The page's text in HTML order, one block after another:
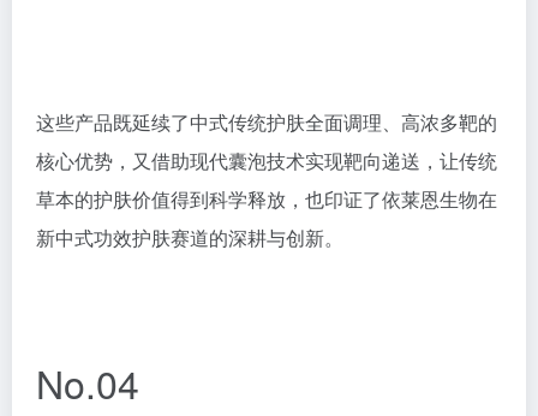
这些产品既延续了中式传统护肤全面调理、高浓多靶的
核心优势，又借助现代囊泡技术实现靶向递送，让传统
草本的护肤价值得到科学释放，也印证了依莱恩生物在
新中式功效护肤赛道的深耕与创新。
No.04